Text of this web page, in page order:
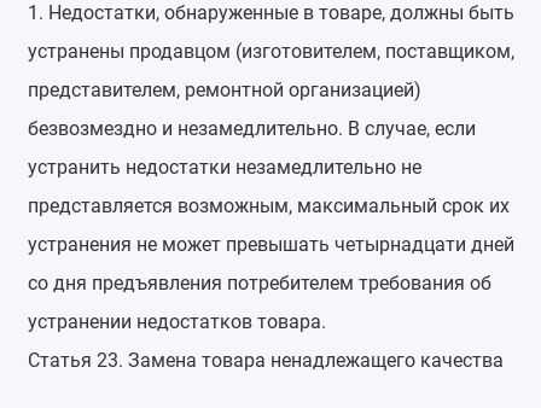
1. Недостатки, обнаруженные в товаре, должны быть
устранены продавцом (изготовителем, поставщиком,
представителем, ремонтной организацией)
безвозмездно и незамедлительно. В случае, если
устранить недостатки незамедлительно не
представляется возможным, максимальный срок их
устранения не может превышать четырнадцати дней
со дня предъявления потребителем требования об
устранении недостатков товара.
Статья 23. Замена товара ненадлежащего качества